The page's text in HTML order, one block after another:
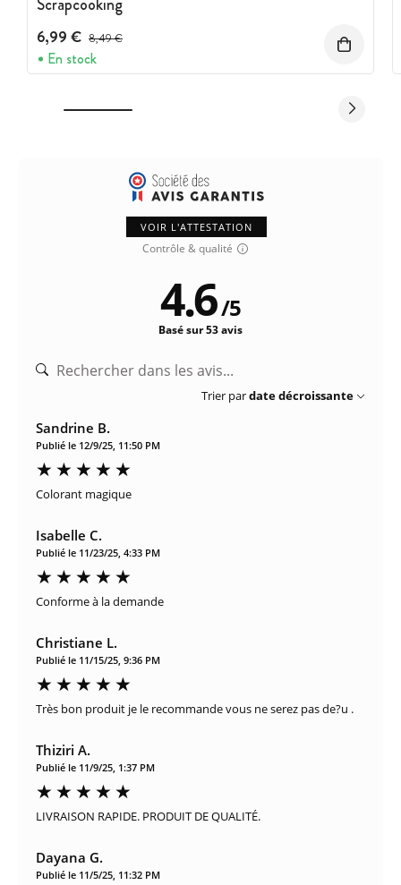
6,99 € Prix avant réduction :
8,49 €
En stock
VOIR L'ATTESTATION
Contrôle & qualité
4.6/5
Basé sur 53 avis
Trier pardate décroissante
Sandrine B.
Publié le 12/9/25, 11:50 PM
Colorant magique
Isabelle C.
Publié le 11/23/25, 4:33 PM
Conforme à la demande
Christiane L.
Publié le 11/15/25, 9:36 PM
Très bon produit je le recommande vous ne serez pas de?u .
Thiziri A.
Publié le 11/9/25, 1:37 PM
LIVRAISON RAPIDE. PRODUIT DE QUALITÉ.
Dayana G.
Publié le 11/5/25, 11:32 PM